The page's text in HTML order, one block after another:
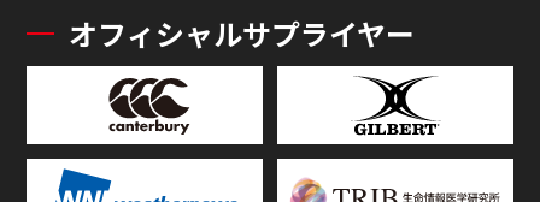
オフィシャルサプライヤー